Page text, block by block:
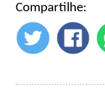
Compartilhe: